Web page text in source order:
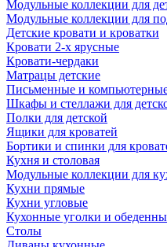
Модульные коллекции для
Модульные коллекции для
Детские кровати и кроватки
Кровати 2-х ярусные
Кровати-чердаки
Матрацы детские
Письменные и компьютерные
Шкафы и стеллажи для
Полки для детской
Ящики для кроватей
Бортики и спинки для
Кухня и столовая
Модульные коллекции для
Кухни прямые
Кухни угловые
Кухонные уголки и
Столы